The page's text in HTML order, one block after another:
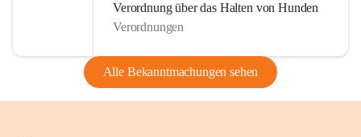
Verordnung über das Halten von Hunden
Verordnungen
Alle Bekanntmachungen sehen